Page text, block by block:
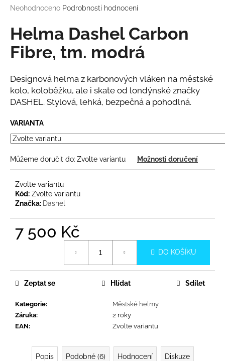
Průměrné
produktu
je
0,0
hvězdiček.
Neohodnoceno Podrobnosti hodnocení
Helma Dashel Carbon
Fibre, tm. modrá
Designová helma z karbonových vláken na městské
kolo, koloběžku, ale i skate od londýnské značky
DASHEL. Stylová, lehká, bezpečná a pohodlná.
VARIANTA
Můžeme doručit do: Zvolte variantu Možnosti doručení
Zvolte variantu
Kód: Zvolte variantu
Značka: Dashel
7 500 Kč
DO KOŠÍKU
Kategorie:
Městské helmy
Záruka:
2 roky
EAN: Zvolte variantu
Zeptat se Hlídat Sdílet
Popis Podobné (6) Hodnocení Diskuze
a
j
í
t
D
o
p
o
u
č
m
e